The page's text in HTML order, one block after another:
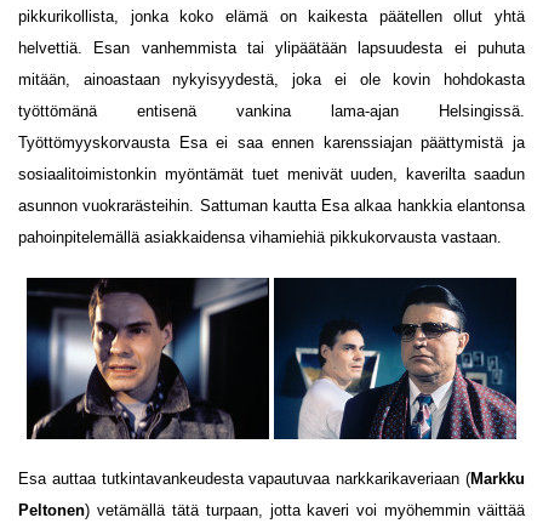
pikkurikollista, jonka koko elämä on kaikesta päätellen ollut yhtä
helvettiä. Esan vanhemmista tai ylipäätään lapsuudesta ei puhuta
mitään, ainoastaan nykyisyydestä, joka ei ole kovin hohdokasta
työttömänä entisenä vankina lama-ajan Helsingissä.
Työttömyyskorvausta Esa ei saa ennen karenssiajan päättymistä ja
sosiaalitoimistonkin myöntämät tuet menivät uuden, kaverilta saadun
asunnon vuokrarästeihin. Sattuman kautta Esa alkaa hankkia elantonsa
pahoinpitelemällä asiakkaidensa vihamiehiä pikkukorvausta vastaan.
Esa auttaa tutkintavankeudesta vapautuvaa narkkarikaveriaan (Markku
Peltonen) vetämällä tätä turpaan, jotta kaveri voi myöhemmin väittää